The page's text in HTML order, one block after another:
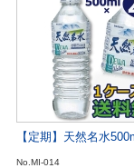
【定期】天然名水
No.MI-014